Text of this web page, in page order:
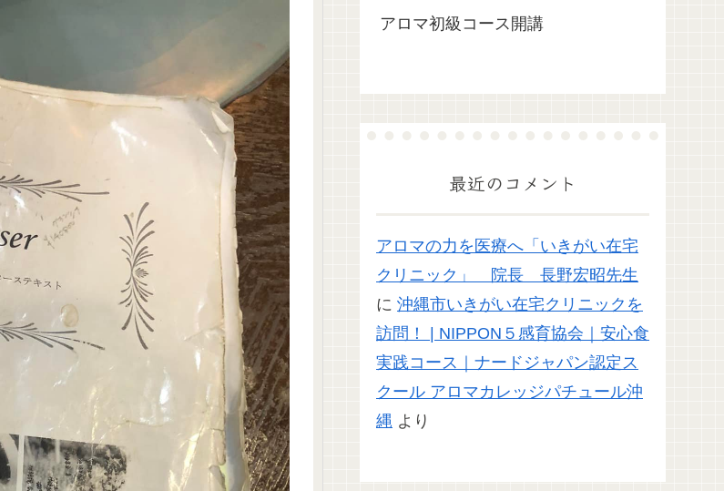
アロマ初級コース開講
最近のコメント
アロマの力を医療へ「いきがい在宅
クリニック」 院長 長野宏昭先生
に 沖縄市いきがい在宅クリニックを
訪問！ | NIPPON５感育協会｜安心食
実践コース｜ナードジャパン認定ス
クール アロマカレッジパチュール沖
縄 より